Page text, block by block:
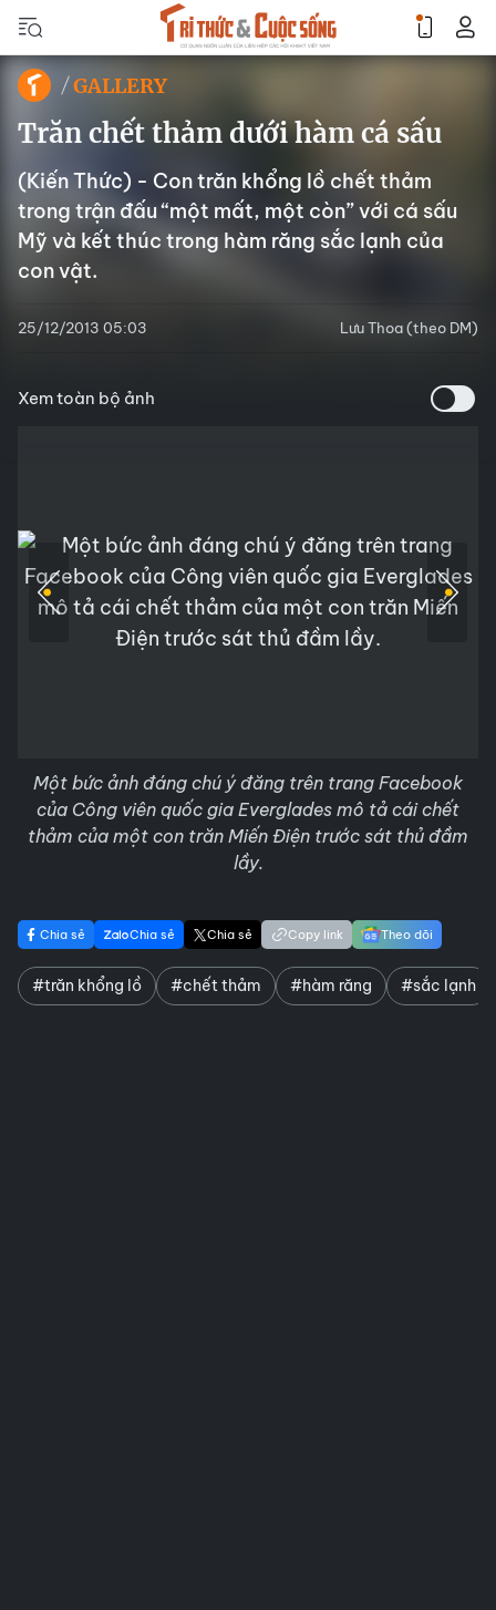
GALLERY
Trăn chết thảm dưới hàm cá sấu
(Kiến Thức) - Con trăn khổng lồ chết thảm
trong trận đấu “một mất, một còn” với cá sấu
Mỹ và kết thúc trong hàm răng sắc lạnh của
con vật.
25/12/2013 05:03 Lưu Thoa (theo DM)
Xem toàn bộ ảnh
Một bức ảnh đáng chú ý đăng trên trang Facebook
của Công viên quốc gia Everglades mô tả cái chết
thảm của một con trăn Miến Điện trước sát thủ đầm
lầy.
Chia sẻ Chia sẻ Chia sẻ Copy link Theo dõi
#trăn khổng lồ #chết thảm #hàm răng #sắc lạnh